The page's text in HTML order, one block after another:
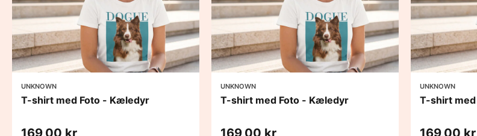
UNKNOWN
T-shirt med Foto - Kæledyr
169,00 kr
UNKNOWN
T-shirt med Foto - Kæledyr
169,00 kr
UNKNOWN
T-shirt
169,00 kr